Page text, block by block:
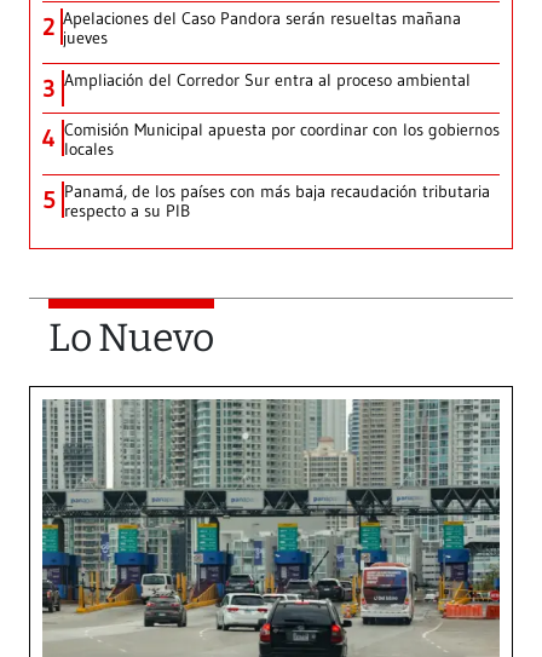
2 Apelaciones del Caso Pandora serán resueltas mañana
jueves
3 Ampliación del Corredor Sur entra al proceso ambiental
4 Comisión Municipal apuesta por coordinar con los gobiernos
locales
5 Panamá, de los países con más baja recaudación tributaria
respecto a su PIB
Lo Nuevo